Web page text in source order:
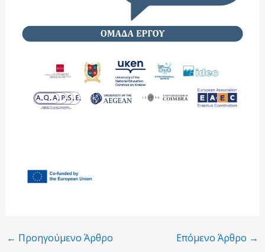
← Προηγούμενο Άρθρο Επόμενο Άρθρο →